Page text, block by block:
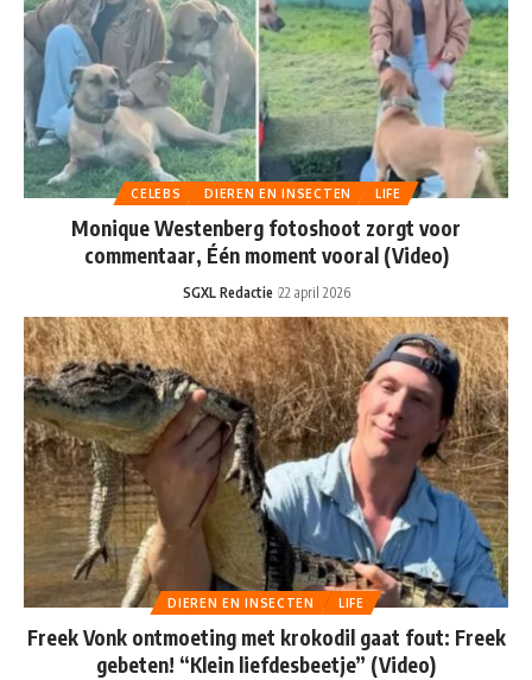
CELEBS DIEREN EN INSECTEN LIFE
Monique Westenberg fotoshoot zorgt voor
commentaar, Één moment vooral (Video)
SGXL Redactie 22 april 2026
DIEREN EN INSECTEN LIFE
Freek Vonk ontmoeting met krokodil gaat fout: Freek
gebeten! “Klein liefdesbeetje” (Video)